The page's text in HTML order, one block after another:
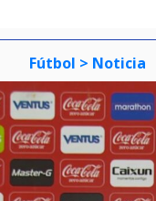
Fútbol > Noticia